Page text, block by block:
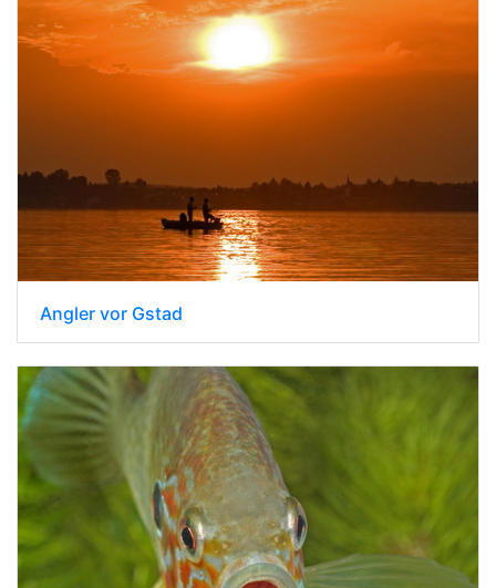
Angler vor Gstad